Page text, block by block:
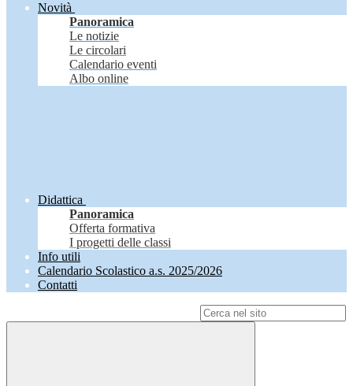
Novità
Panoramica
Le notizie
Le circolari
Calendario eventi
Albo online
Didattica
Panoramica
Offerta formativa
I progetti delle classi
Info utili
Calendario Scolastico a.s. 2025/2026
Contatti